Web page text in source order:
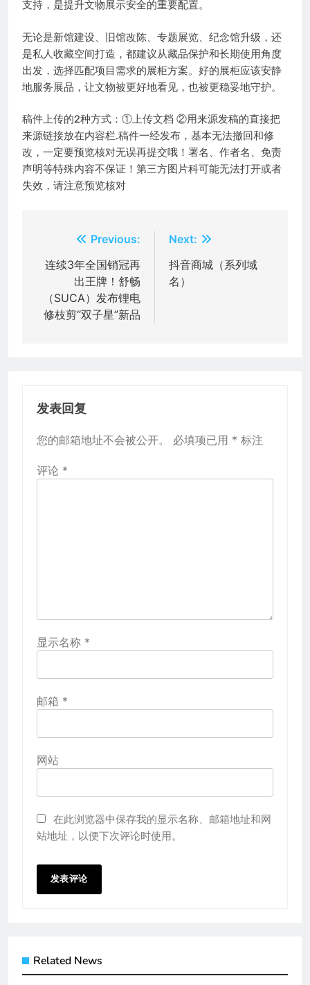
支持，是提升文物展示安全的重要配置。
无论是新馆建设、旧馆改陈、专题展览、纪念馆升级，还
是私人收藏空间打造，都建议从藏品保护和长期使用角度
出发，选择匹配项目需求的展柜方案。好的展柜应该安静
地服务展品，让文物被更好地看见，也被更稳妥地守护。
稿件上传的2种方式：①上传文档 ②用来源发稿的直接把
来源链接放在内容栏.稿件一经发布，基本无法撤回和修
改，一定要预览核对无误再提交哦！署名、作者名、免责
声明等特殊内容不保证！第三方图片科可能无法打开或者
失效，请注意预览核对
章
导
航
Previous:
连续3年全国销冠再
出王牌！舒畅
（SUCA）发布锂电
修枝剪“双子星”新品
Next:
抖音商城（系列域
名）
发表回复
您的邮箱地址不会被公开。 必填项已用 * 标注
评论 *
显示名称 *
邮箱 *
网站
在此浏览器中保存我的显示名称、邮箱地址和网
站地址，以便下次评论时使用。
Related News